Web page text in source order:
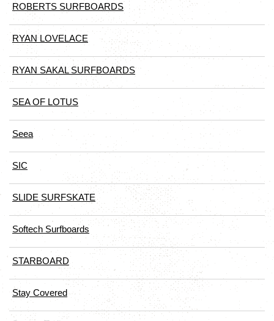
ROBERTS SURFBOARDS
RYAN LOVELACE
RYAN SAKAL SURFBOARDS
SEA OF LOTUS
Seea
SIC
SLIDE SURFSKATE
Softech Surfboards
STARBOARD
Stay Covered